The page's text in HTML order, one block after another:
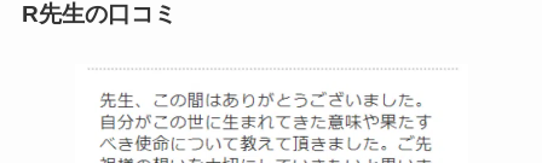
R先生の口コミ